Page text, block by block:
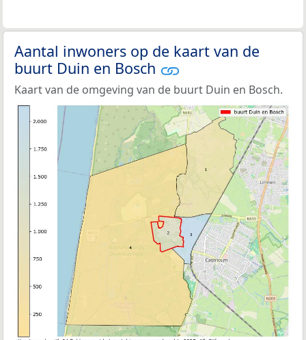
Aantal inwoners op de kaart van de
buurt Duin en Bosch
Kaart van de omgeving van de buurt Duin en Bosch.